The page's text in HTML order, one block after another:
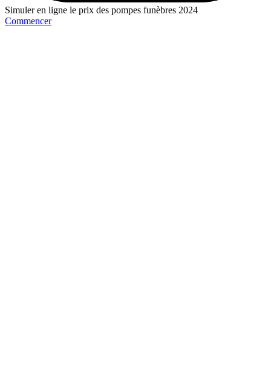
Simuler en ligne le prix des pompes funèbres 2024
Commencer